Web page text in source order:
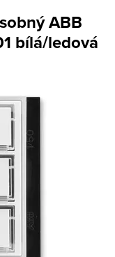
ABB
bílá/ledová